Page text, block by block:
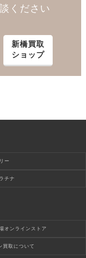
ください
新橋買取
ショップ
ー
チナ
オンラインストア
買取について